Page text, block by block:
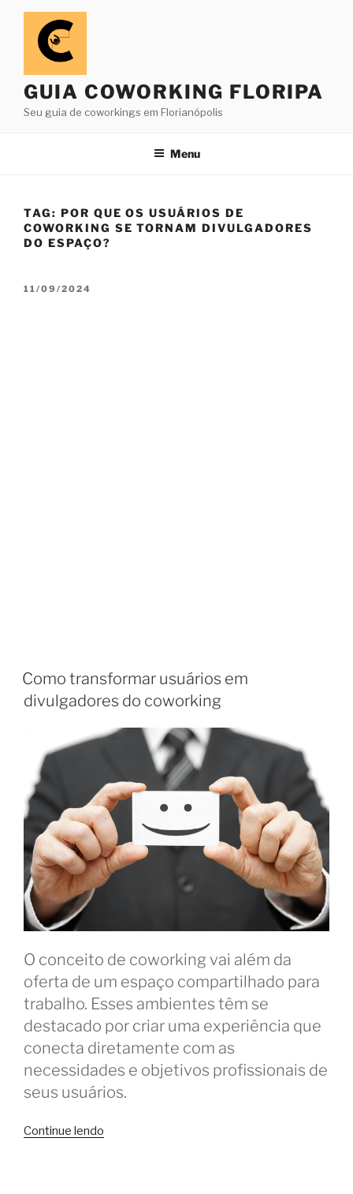
Pular
conteúdo
GUIA COWORKING FLORIPA
Seu guia de coworkings em Florianópolis
Menu
TAG: POR QUE OS USUÁRIOS DE
COWORKING SE TORNAM DIVULGADORES
DO ESPAÇO?
PUBLICADO
11/09/2024
Como transformar usuários em
divulgadores do coworking
O conceito de coworking vai além da
oferta de um espaço compartilhado para
trabalho. Esses ambientes têm se
destacado por criar uma experiência que
conecta diretamente com as
necessidades e objetivos profissionais de
seus usuários.
Continue lendo